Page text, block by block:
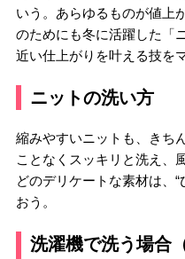
いう。あらゆるものが値上
のためにも冬に活躍した「
近い仕上がりを叶える技を
ニットの洗い方
縮みやすいニットも、きち
ことなくスッキリと洗え、
どのデリケートな素材は、
おう。
洗濯機で洗う場合